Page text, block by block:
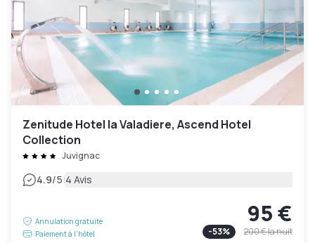
Zenitude Hotel la Valadiere, Ascend Hotel
Collection
Juvignac
4.9/5|4 Avis
Annulation gratuite
Paiement à l'hôtel
95 €
-53% 200 €la nuit